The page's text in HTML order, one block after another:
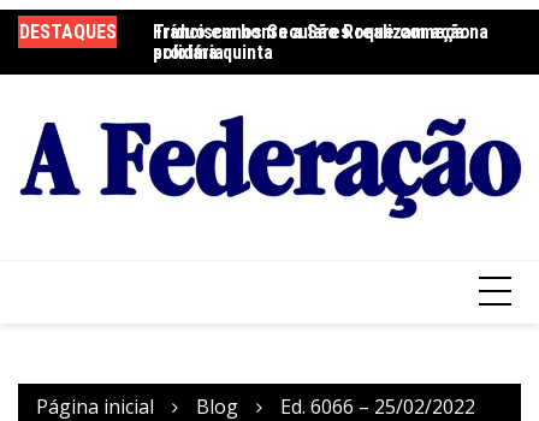
para
o
DESTAQUES
Tríduo em honra a São Roque começa na
próxima quinta
Franciscanos Seculares realizam ação
solidária
Página inicial Blog Ed. 6066 – 25/02/2022